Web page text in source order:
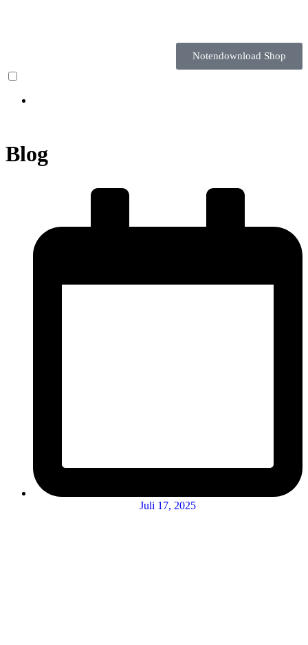
Notendownload Shop
Blog
Juli 17, 2025